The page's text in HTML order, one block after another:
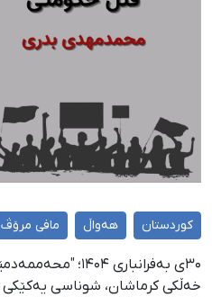
کوردستان هەواڵ مافی مرۆڤ
۳۰ی بەفرانباری
خەڵکی کرماشان، شوناسی یەکێکی